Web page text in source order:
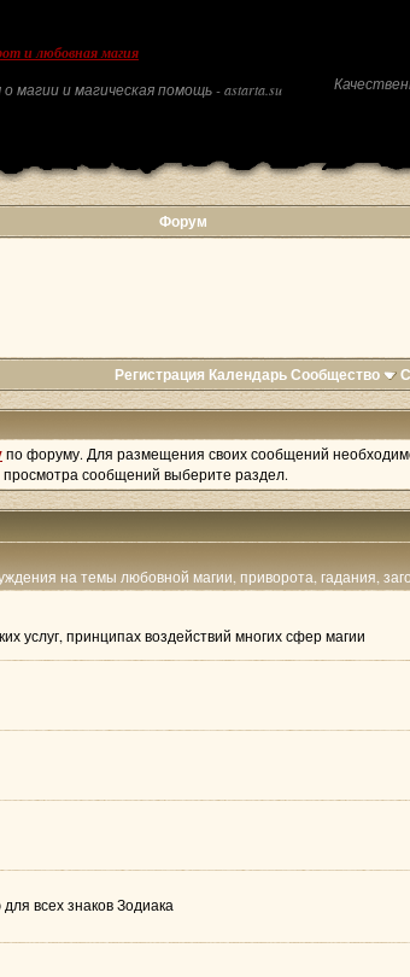
и любовная магия
магии и магическая помощь - astarta.su
Форум
Регистрация КалендарьСообщество
по форуму. Для размещения своих сообщений
сообщений выберите раздел.
на темы любовной магии, приворота, гадания,
услуг, принципах воздействий многих сфер магии
всех знаков Зодиака